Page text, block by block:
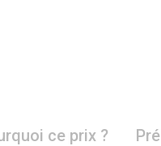
ce prix ?